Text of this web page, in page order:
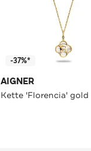
-37%*
AIGNER
Kette 'Florencia' gold